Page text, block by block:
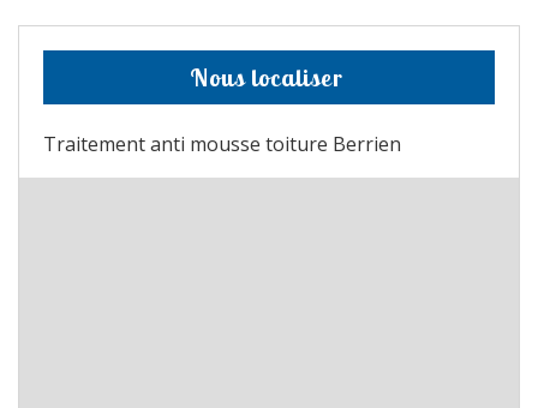
Nous localiser
Traitement anti mousse toiture Berrien